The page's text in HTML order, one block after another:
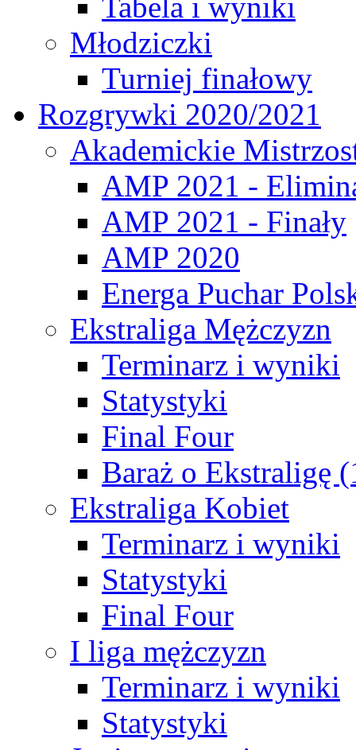
Młodziczki
Turniej finałowy
Rozgrywki 2020/2021
Akademickie
AMP 2021 -
AMP 2021 - Finały
AMP 2020
Energa Puchar
Ekstraliga Mężczyzn
Terminarz i wyniki
Statystyki
Final Four
Baraż o Ekstraligę
Ekstraliga Kobiet
Terminarz i wyniki
Statystyki
Final Four
I liga mężczyzn
Terminarz i wyniki
Statystyki